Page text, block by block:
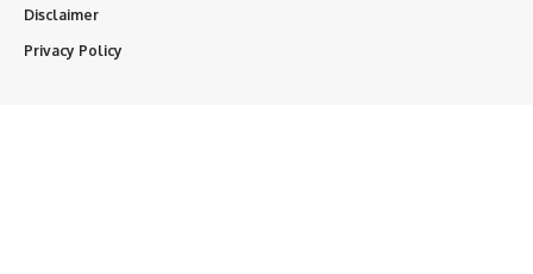
Disclaimer
Privacy Policy